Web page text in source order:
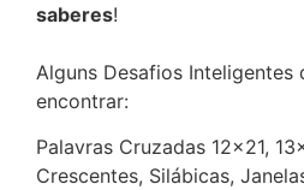
saberes!
Alguns Desafios Inteligentes
encontrar:
Palavras Cruzadas 12×21,
Crescentes, Silábicas,